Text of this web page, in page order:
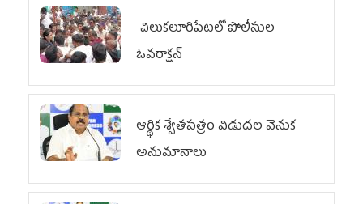
చిలుక‌లూరిపేట‌లో పోలీసుల
ఓవ‌రాక్ష‌న్‌
ఆర్థిక శ్వేతపత్రం విడుదల వెనుక
అనుమానాలు